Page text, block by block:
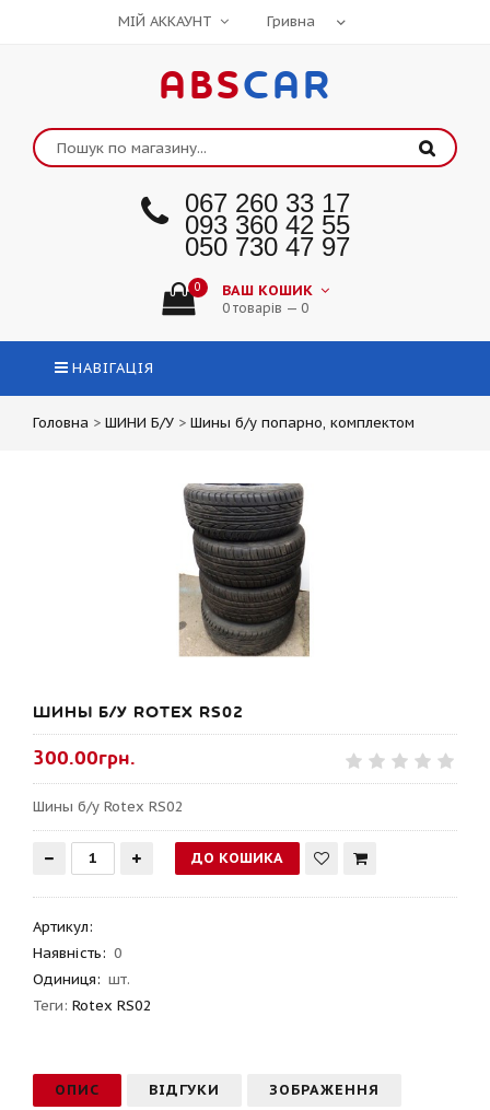
МІЙ АККАУНТ
ABSCAR
067 260 33 17
093 360 42 55
050 730 47 97
0 ВАШ КОШИК
0 товарів — 0
НАВІГАЦІЯ
Головна > ШИНИ Б/У > Шины б/у попарно, комплектом
ШИНЫ Б/У ROTEX RS02
300.00грн.
Шины б/у Rotex RS02
Артикул:
Наявність: 0
Одиниця: шт.
Теги: Rotex RS02
ОПИС ВІДГУКИ ЗОБРАЖЕННЯ